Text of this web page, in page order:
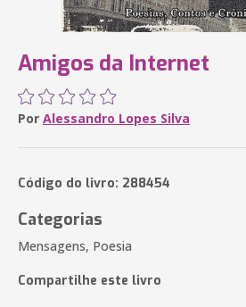
Amigos da Internet
Por Alessandro Lopes Silva
Código do livro: 288454
Categorias
Mensagens, Poesia
Compartilhe este livro